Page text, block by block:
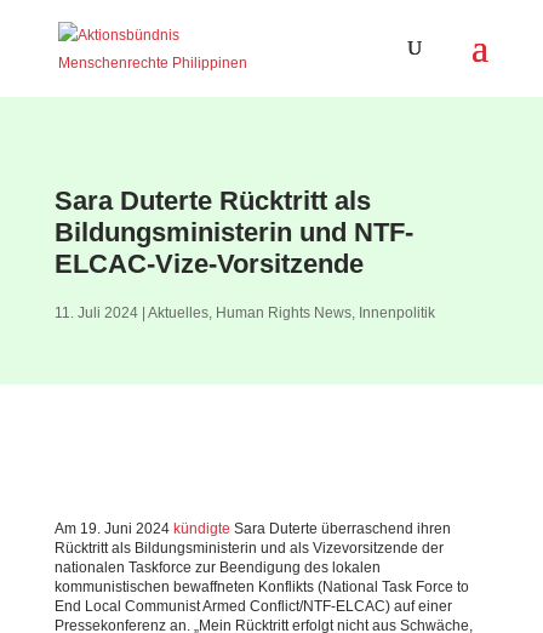
Sara Duterte Rücktritt als
Bildungsministerin und NTF-
ELCAC-Vize-Vorsitzende
11. Juli 2024| Aktuelles, Human Rights News, Innenpolitik
Am 19. Juni 2024 kündigte Sara Duterte überraschend ihren
Rücktritt als Bildungsministerin und als Vizevorsitzende der
nationalen Taskforce zur Beendigung des lokalen
kommunistischen bewaffneten Konflikts (National Task Force to
End Local Communist Armed Conflict/NTF-ELCAC) auf einer
Pressekonferenz an. „Mein Rücktritt erfolgt nicht aus Schwäche,